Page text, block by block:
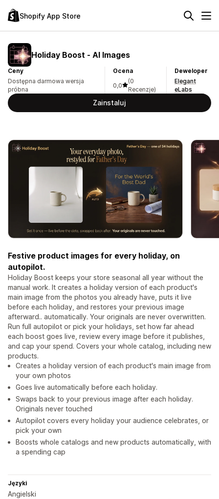
Shopify App Store
Holiday Boost ‑ AI Images
Ceny
Dostępna darmowa wersja
próbna
Ocena
0,0
(0
Recenzje)
Deweloper
Elegant
eLabs
Zainstaluj
Festive product images for every holiday, on
autopilot.
Holiday Boost keeps your store seasonal all year without the
manual work. It creates a holiday version of each product's
main image from the photos you already have, puts it live
before each holiday, and restores your previous image
afterward.. automatically. Your originals are never overwritten.
Run full autopilot or pick your holidays, set how far ahead
each boost goes live, review every image before it publishes,
and cap your spend. Covers your whole catalog, including new
products.
Creates a holiday version of each product's main image from
your own photos
Goes live automatically before each holiday.
Swaps back to your previous image after each holiday.
Originals never touched
Autopilot covers every holiday your audience celebrates, or
pick your own
Boosts whole catalogs and new products automatically, with
a spending cap
Języki
Angielski